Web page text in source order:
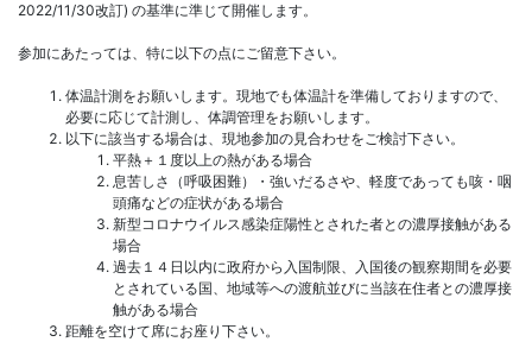
2022/11/30改訂) の基準に準じて開催します。
参加にあたっては、特に以下の点にご留意下さい。
体温計測をお願いします。現地でも体温計を準備しておりますので、
必要に応じて計測し、体調管理をお願いします。
以下に該当する場合は、現地参加の見合わせをご検討下さい。
平熱＋１度以上の熱がある場合
息苦しさ（呼吸困難）・強いだるさや、軽度であっても咳・咽
頭痛などの症状がある場合
新型コロナウイルス感染症陽性とされた者との濃厚接触がある
場合
過去１４日以内に政府から入国制限、入国後の観察期間を必要
とされている国、地域等への渡航並びに当該在住者との濃厚接
触がある場合
距離を空けて席にお座り下さい。